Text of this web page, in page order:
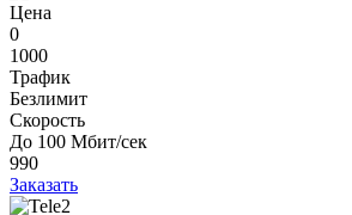
Цена
0
1000
Трафик
Безлимит
Скорость
До 100 Мбит/сек
990
Заказать